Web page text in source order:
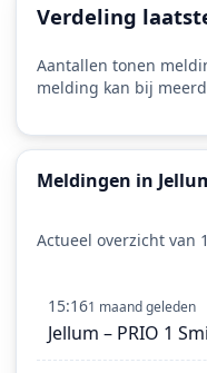
Verdeling
Aantallen tonen
melding kan bij
Meldingen in
Actueel overzicht van
15:161 maand geleden
Jellum – PRIO 1